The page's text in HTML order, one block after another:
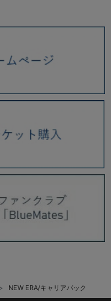
NEW ERA/キャリアパック